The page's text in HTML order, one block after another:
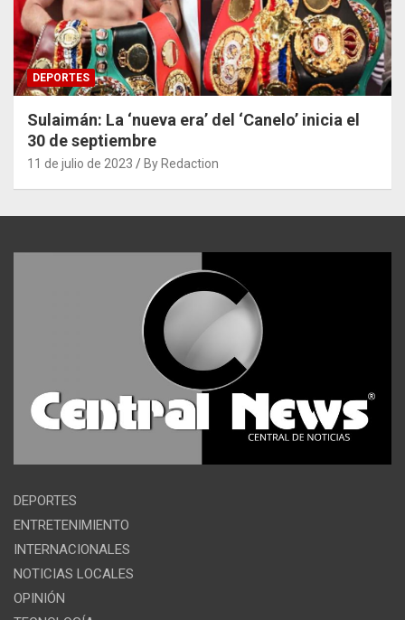
DEPORTES
Sulaimán: La ‘nueva era’ del ‘Canelo’ inicia el
30 de septiembre
11 de julio de 2023 By Redaction
DEPORTES
ENTRETENIMIENTO
INTERNACIONALES
NOTICIAS LOCALES
OPINIÓN